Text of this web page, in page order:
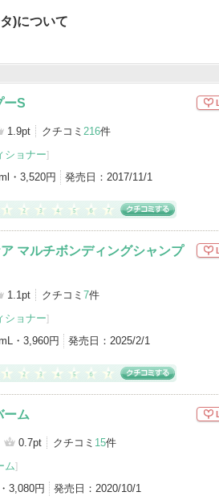
)について
：45,818
商品 (28件)
パック・トリートメント（7）
アミスト（1）
ヘアワックス・クリーム（1
ーS
1.9pt クチコミ 216件
ショナー]
・3,520円 発売日： 2017/11/1
マルチボンディングシャンプ
1.1pt クチコミ 7件
ショナー]
・3,960円 発売日： 2025/2/1
ーム
0.7pt クチコミ 15件
ム]
3,080円 発売日： 2020/10/1